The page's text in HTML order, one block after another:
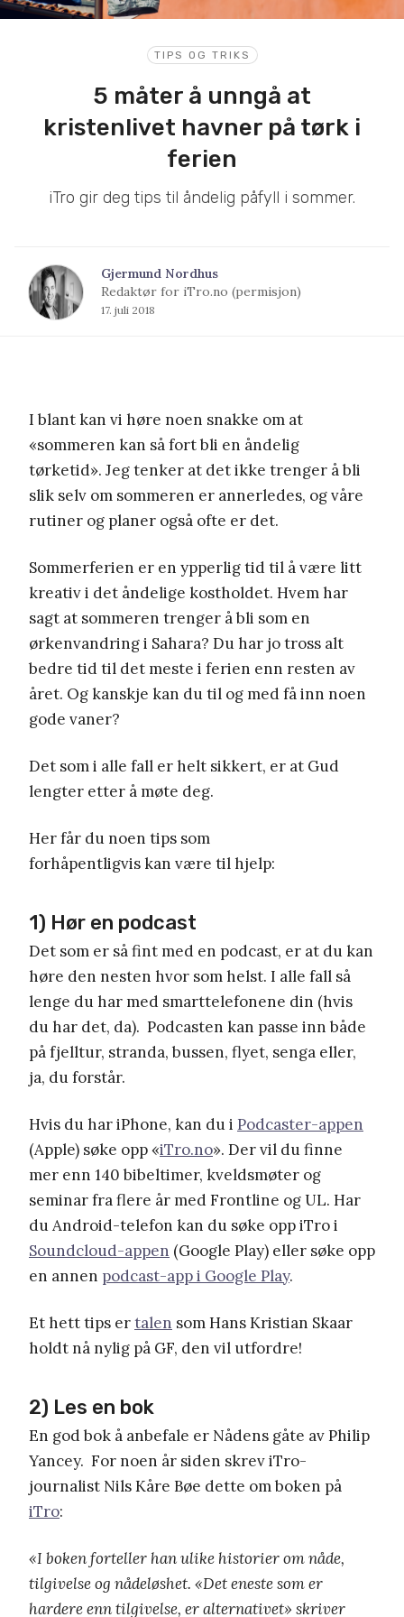
TIPS OG TRIKS
5 måter å unngå at
kristenlivet havner på tørk i
ferien
iTro gir deg tips til åndelig påfyll i sommer.
Gjermund Nordhus
Redaktør for iTro.no (permisjon)
17. juli 2018
I blant kan vi høre noen snakke om at
«sommeren kan så fort bli en åndelig
tørketid». Jeg tenker at det ikke trenger å bli
slik selv om sommeren er annerledes, og våre
rutiner og planer også ofte er det.
Sommerferien er en ypperlig tid til å være litt
kreativ i det åndelige kostholdet. Hvem har
sagt at sommeren trenger å bli som en
ørkenvandring i Sahara? Du har jo tross alt
bedre tid til det meste i ferien enn resten av
året. Og kanskje kan du til og med få inn noen
gode vaner?
Det som i alle fall er helt sikkert, er at Gud
lengter etter å møte deg.
Her får du noen tips som
forhåpentligvis kan være til hjelp:
1) Hør en podcast
Det som er så fint med en podcast, er at du kan
høre den nesten hvor som helst. I alle fall så
lenge du har med smarttelefonene din (hvis
du har det, da). Podcasten kan passe inn både
på fjelltur, stranda, bussen, flyet, senga eller,
ja, du forstår.
Hvis du har iPhone, kan du i Podcaster-appen
(Apple) søke opp «iTro.no». Der vil du finne
mer enn 140 bibeltimer, kveldsmøter og
seminar fra flere år med Frontline og UL. Har
du Android-telefon kan du søke opp iTro i
Soundcloud-appen (Google Play) eller søke opp
en annen podcast-app i Google Play.
Et hett tips ertalen som Hans Kristian Skaar
holdt nå nylig på GF, den vil utfordre!
2) Les en bok
En god bok å anbefale er Nådens gåte av Philip
Yancey. For noen år siden skrev iTro-
journalist Nils Kåre Bøe dette om boken på
iTro:
«I boken forteller han ulike historier om nåde,
tilgivelse og nådeløshet. «Det eneste som er
hardere enn tilgivelse, er alternativet» skriver